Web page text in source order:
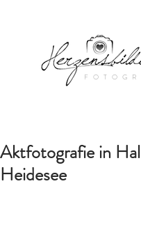
Aktfotografie in
Heidesee